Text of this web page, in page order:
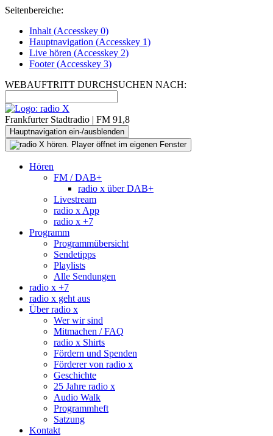
Seitenbereiche:
Inhalt (Accesskey 0)
Hauptnavigation (Accesskey 1)
Live hören (Accesskey 2)
Footer(Accesskey 3)
WEBAUFTRITT DURCHSUCHEN NACH:
Frankfurter Stadtradio | FM 91,8
Hauptnavigation ein-/ausblenden
Hören
FM / DAB+
radio x über DAB+
Livestream
radio x App
radio x +7
Programm
Programmübersicht
Sendetipps
Playlists
Alle Sendungen
radio x +7
radio x geht aus
Über radio x
Wer wir sind
Mitmachen / FAQ
radio x Shirts
Fördern und Spenden
Förderer von radio x
Geschichte
25 Jahre radio x
Audio Walk
Programmheft
Satzung
Kontakt